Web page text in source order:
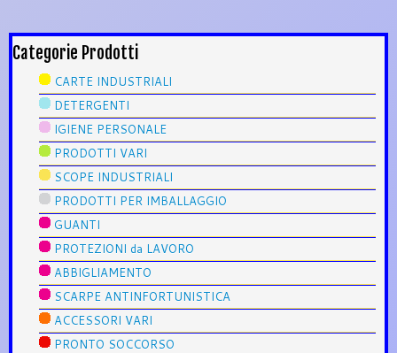
Categorie Prodotti
CARTE INDUSTRIALI
DETERGENTI
IGIENE PERSONALE
PRODOTTI VARI
SCOPE INDUSTRIALI
PRODOTTI PER IMBALLAGGIO
GUANTI
PROTEZIONI da LAVORO
ABBIGLIAMENTO
SCARPE ANTINFORTUNISTICA
ACCESSORI VARI
PRONTO SOCCORSO